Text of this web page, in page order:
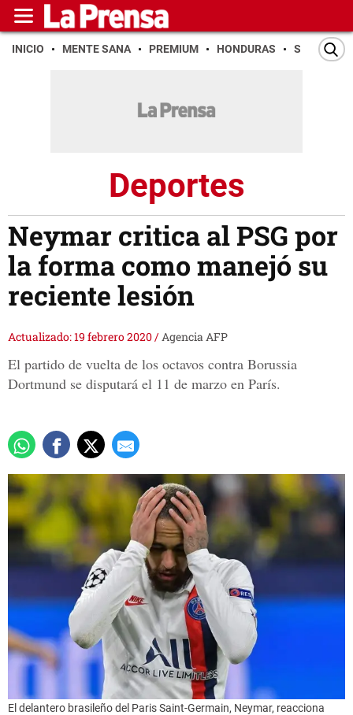
INICIO MENTE SANA PREMIUM HONDURAS SAN PEDRO
Deportes
Neymar critica al PSG por
la forma como manejó su
reciente lesión
Actualizado: 19 febrero 2020/Agencia AFP
El partido de vuelta de los octavos contra Borussia
Dortmund se disputará el 11 de marzo en París.
El delantero brasileño del Paris Saint-Germain, Neymar, reacciona